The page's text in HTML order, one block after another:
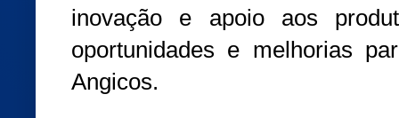
inovação e apoio aos
oportunidades e melhorias
Angicos.